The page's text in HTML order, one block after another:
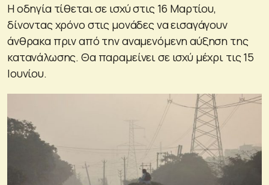
Η οδηγία τίθεται σε ισχύ στις 16 Μαρτίου,
δίνοντας χρόνο στις μονάδες να εισαγάγουν
άνθρακα πριν από την αναμενόμενη αύξηση της
κατανάλωσης. Θα παραμείνει σε ισχύ μέχρι τις 15
Ιουνίου.